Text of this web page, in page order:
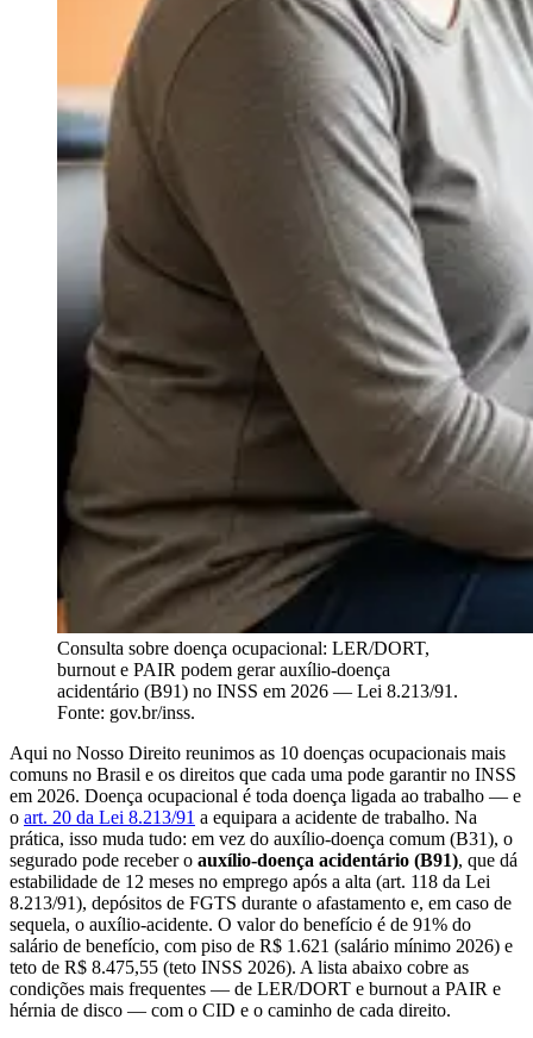
Consulta sobre doença ocupacional: LER/DORT,
burnout e PAIR podem gerar auxílio-doença
acidentário (B91) no INSS em 2026 — Lei 8.213/91.
Fonte: gov.br/inss.
Aqui no Nosso Direito reunimos as 10 doenças ocupacionais mais
comuns no Brasil e os direitos que cada uma pode garantir no INSS
em 2026. Doença ocupacional é toda doença ligada ao trabalho — e
o art. 20 da Lei 8.213/91 a equipara a acidente de trabalho. Na
prática, isso muda tudo: em vez do auxílio-doença comum (B31), o
segurado pode receber o auxílio-doença acidentário (B91), que dá
estabilidade de 12 meses no emprego após a alta (art. 118 da Lei
8.213/91), depósitos de FGTS durante o afastamento e, em caso de
sequela, o auxílio-acidente. O valor do benefício é de 91% do
salário de benefício, com piso de R$ 1.621 (salário mínimo 2026) e
teto de R$ 8.475,55 (teto INSS 2026). A lista abaixo cobre as
condições mais frequentes — de LER/DORT e burnout a PAIR e
hérnia de disco — com o CID e o caminho de cada direito.